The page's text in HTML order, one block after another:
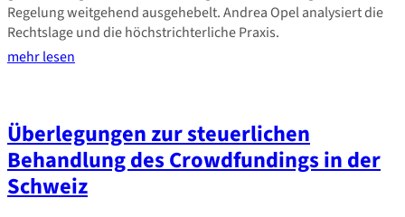
Regelung weitgehend ausgehebelt. Andrea Opel analysiert die
Rechtslage und die höchstrichterliche Praxis.
mehr lesen
Überlegungen zur steuerlichen
Behandlung des Crowdfundings in der
Schweiz